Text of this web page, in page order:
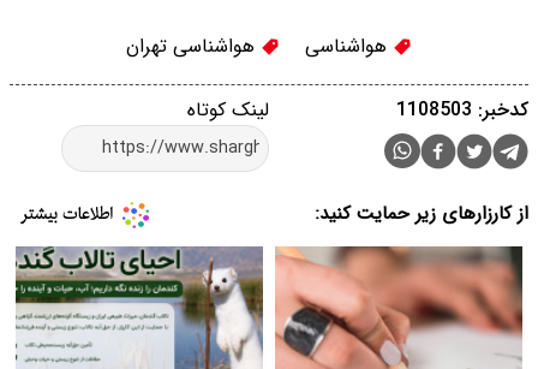
هواشناسی هواشناسی تهران
لینک کوتاه کدخبر: 1108503
از کارزارهای زیر حمایت کنید: